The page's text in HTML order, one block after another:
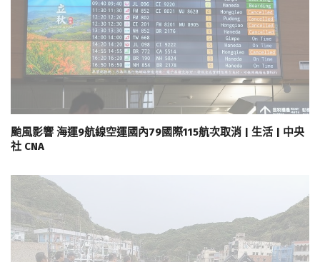
颱風影響 海運9航線空運國內79國際115航次取消 | 生活 | 中央
社 CNA